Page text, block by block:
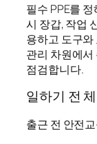
필수 PPE를
시 장갑, 작업
용하고 도구
관리 차원에
점검합니다.
일하기 전
출근 전 안전